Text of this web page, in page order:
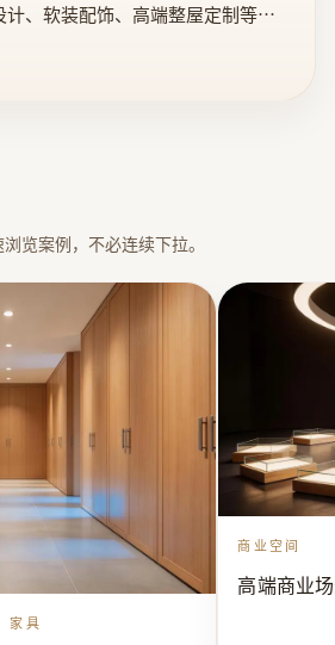
、软装配饰、高端整屋定制等领
代人居生活方式基础上，联合上
推出国际高端整屋定制品牌——三
为导向，提供固装产品设计研发
在家具造型设计、色彩设计、个
方面，精准匹配整体装修风格，打
间定制产品，满足用户个性化家居
| 销售，加工：木门，柜子，家具
览案例，不必连续下拉。
家具
商业空间
高端商业